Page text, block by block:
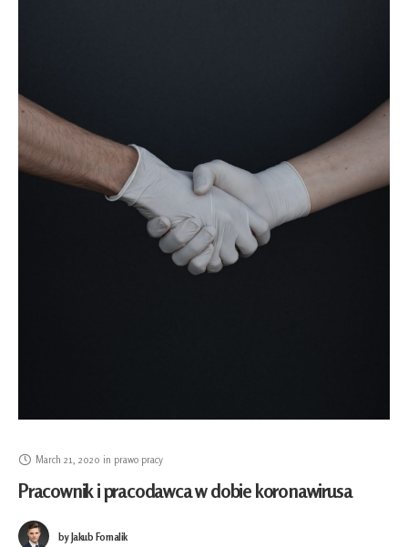
March 21, 2020 in prawo pracy
Pracownik i pracodawca w dobie koronawirusa
byJakub Fornalik